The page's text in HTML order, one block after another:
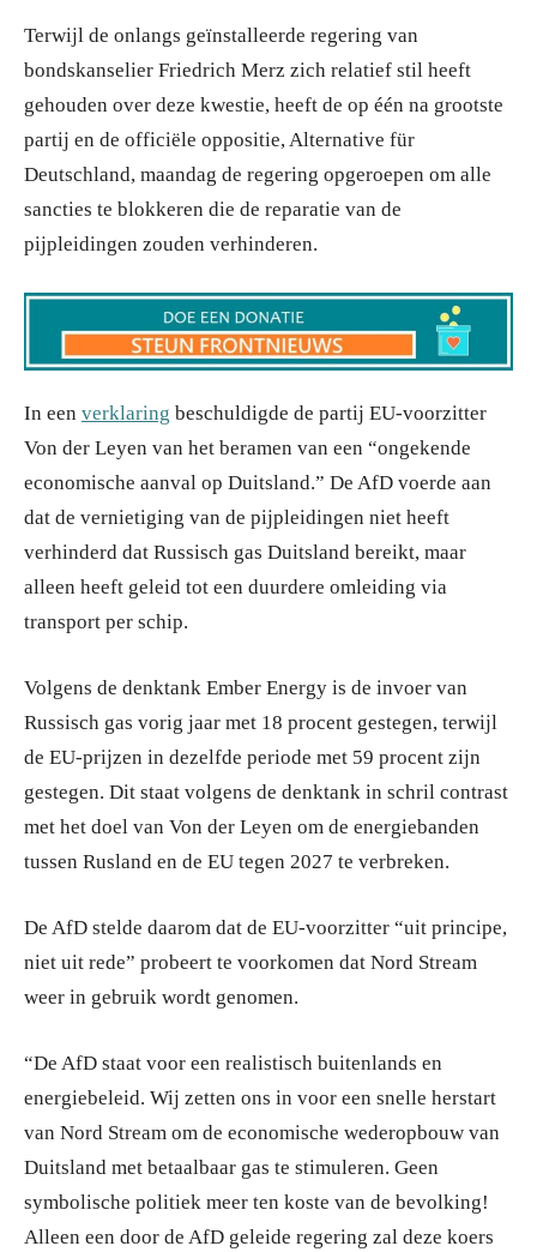
Terwijl de onlangs geïnstalleerde regering van
bondskanselier Friedrich Merz zich relatief stil heeft
gehouden over deze kwestie, heeft de op één na grootste
partij en de officiële oppositie, Alternative für
Deutschland, maandag de regering opgeroepen om alle
sancties te blokkeren die de reparatie van de
pijpleidingen zouden verhinderen.
In een verklaring beschuldigde de partij EU-voorzitter
Von der Leyen van het beramen van een “ongekende
economische aanval op Duitsland.” De AfD voerde aan
dat de vernietiging van de pijpleidingen niet heeft
verhinderd dat Russisch gas Duitsland bereikt, maar
alleen heeft geleid tot een duurdere omleiding via
transport per schip.
Volgens de denktank Ember Energy is de invoer van
Russisch gas vorig jaar met 18 procent gestegen, terwijl
de EU-prijzen in dezelfde periode met 59 procent zijn
gestegen. Dit staat volgens de denktank in schril contrast
met het doel van Von der Leyen om de energiebanden
tussen Rusland en de EU tegen 2027 te verbreken.
De AfD stelde daarom dat de EU-voorzitter “uit principe,
niet uit rede” probeert te voorkomen dat Nord Stream
weer in gebruik wordt genomen.
“De AfD staat voor een realistisch buitenlands en
energiebeleid. Wij zetten ons in voor een snelle herstart
van Nord Stream om de economische wederopbouw van
Duitsland met betaalbaar gas te stimuleren. Geen
symbolische politiek meer ten koste van de bevolking!
Alleen een door de AfD geleide regering zal deze koers